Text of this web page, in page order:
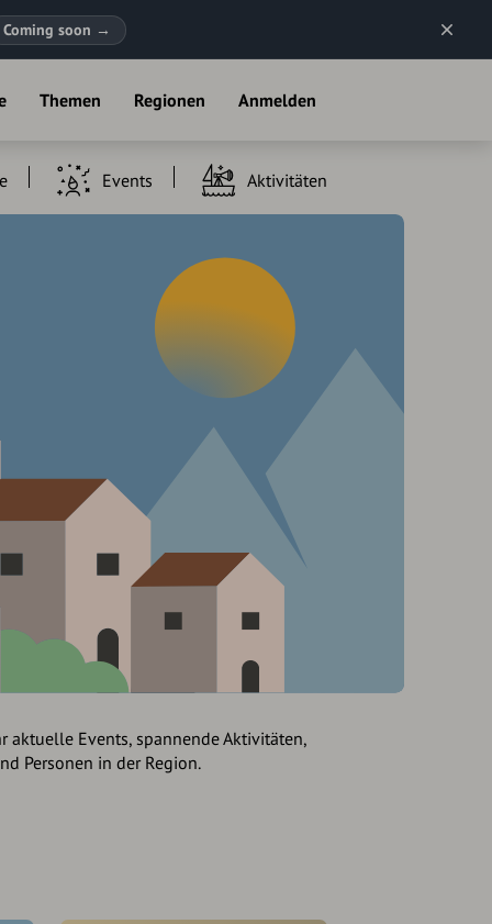
Coming soon →
Themen Regionen Anmelden
Events Aktivitäten
aktuelle Events, spannende Aktivitäten,
Personen in der Region.